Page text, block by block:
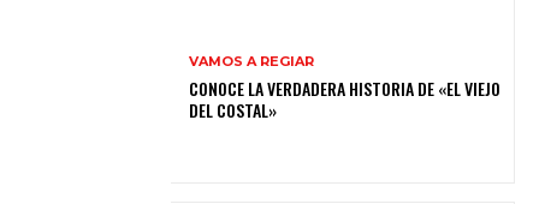
VAMOS A REGIAR
CONOCE LA VERDADERA HISTORIA DE «EL VIEJO
DEL COSTAL»